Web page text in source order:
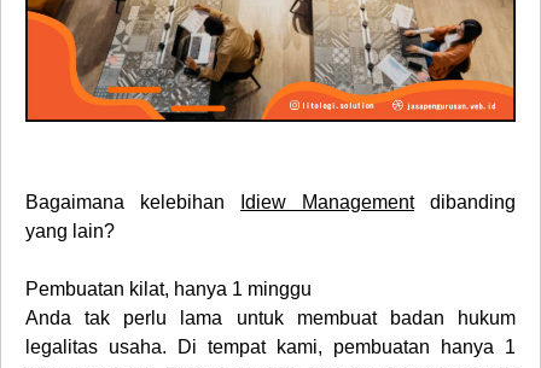
Bagaimana kelebihan Idiew Managementdibanding
yang lain?
Pembuatan kilat, hanya 1 minggu
Anda tak perlu lama untuk membuat badan hukum
legalitas usaha. Di tempat kami, pembuatan hanya 1